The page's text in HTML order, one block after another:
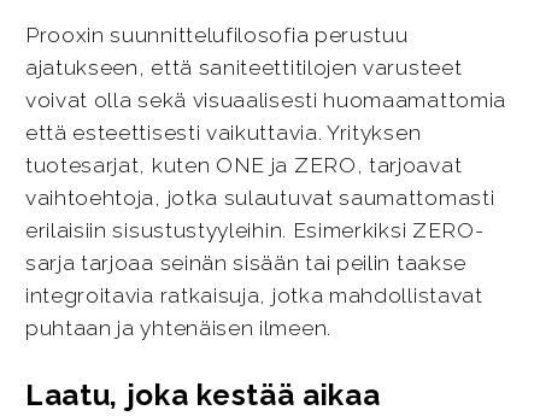
Prooxin suunnittelufilosofia perustuu
ajatukseen, että saniteettitilojen varusteet
voivat olla sekä visuaalisesti huomaamattomia
että esteettisesti vaikuttavia. Yrityksen
tuotesarjat, kuten ONE ja ZERO, tarjoavat
vaihtoehtoja, jotka sulautuvat saumattomasti
erilaisiin sisustustyyleihin. Esimerkiksi ZERO-
sarja tarjoaa seinän sisään tai peilin taakse
integroitavia ratkaisuja, jotka mahdollistavat
puhtaan ja yhtenäisen ilmeen.
Laatu, joka kestää aikaa